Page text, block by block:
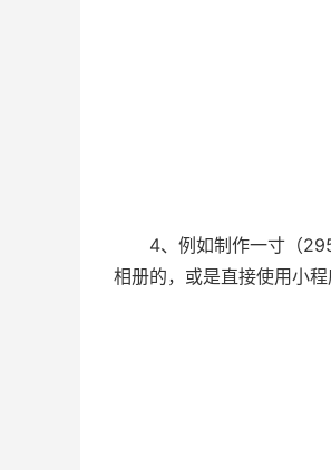
4、例如制作一寸（
相册的，或是直接使用小